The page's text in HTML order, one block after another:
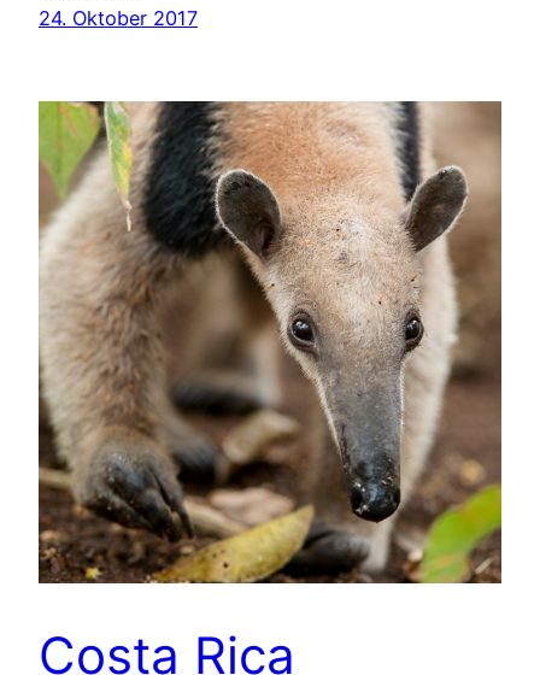
24. Oktober 2017
Costa Rica